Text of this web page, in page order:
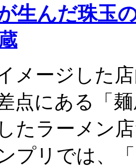
生んだ珠玉
メージした
点にある「
たラーメン
プリでは、